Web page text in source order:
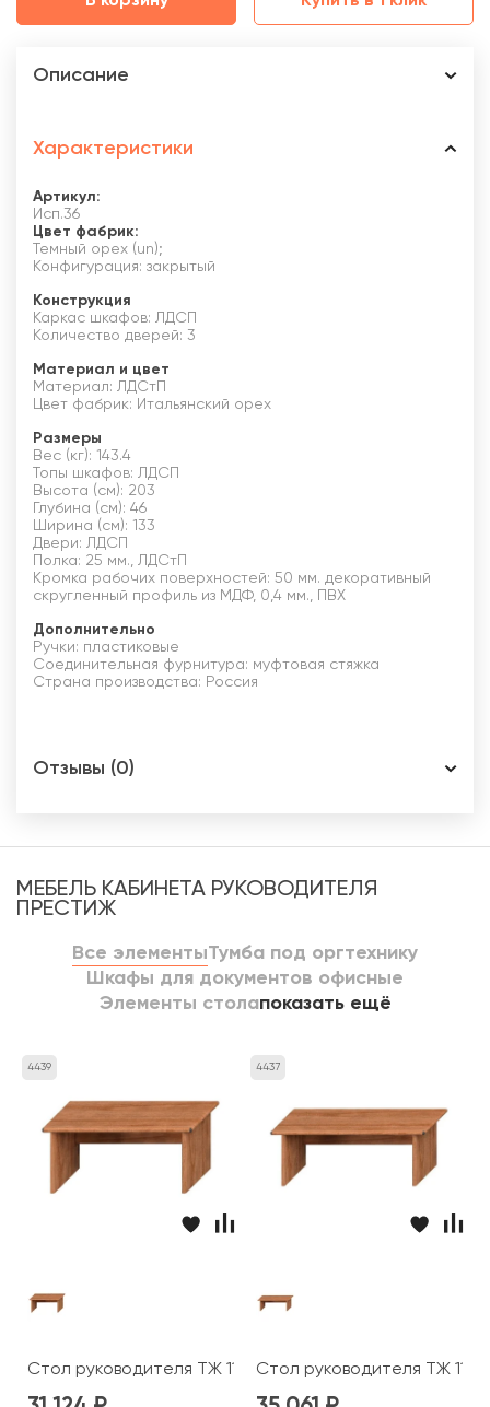
Описание
Характеристики
Артикул:
Исп.36
Цвет фабрик:
Темный орех (un);
Конфигурация: закрытый
Конструкция
Каркас шкафов: ЛДСП
Количество дверей: 3
Материал и цвет
Материал: ЛДСтП
Цвет фабрик: Итальянский орех
Размеры
Вес (кг): 143.4
Топы шкафов: ЛДСП
Высота (см): 203
Глубина (см): 46
Ширина (см): 133
Двери: ЛДСП
Полка: 25 мм., ЛДСтП
Кромка рабочих поверхностей: 50 мм. декоративный
скругленный профиль из МДФ, 0,4 мм., ПВХ
Дополнительно
Ручки: пластиковые
Соединительная фурнитура: муфтовая стяжка
Страна производства: Россия
Отзывы (0)
МЕБЕЛЬ КАБИНЕТА РУКОВОДИТЕЛЯ
ПРЕСТИЖ
Все элементыТумба под оргтехнику
Шкафы для документов офисные
Элементы столапоказать ещё
4439
Стол руководителя ТЖ 112 Prestige
4437
Стол руководителя ТЖ 113